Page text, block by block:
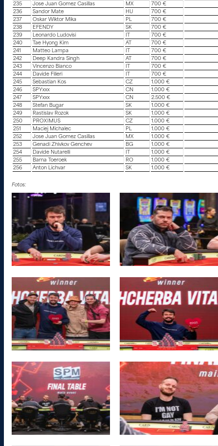
235
Jose Juan Gomez Casillas MX
700 €
236
Sandor Mate HU
700 €
237
Oskar Wiktor Mika PL
700 €
238
EFENDY SK
700 €
239
Leonardo Ludovisi
700 €
240
Tae Hyong Kim AT
700 €
241
Matteo Lampa
700 €
242
Deep Kandra Singh AT
700 €
243
Vincenzo Bianco
700 €
244
Davide Filieri
700 €
245
Sebastian Kos CZ
1.000 €
246
SPYxxx CN
1.000 €
247
SPYxxx CN
2.500 €
248
Stefan Bugar SK
1.000 €
249
Rastislav Rozok SK
1.000 €
250
PROXIMUS CZ
1.000 €
251
Maciej Michalec PL
1.000 €
252
Jose Juan Gomez Casillas MX
1.000 €
253
Genadi Zhivkov Genchev BG
1.000 €
254
Davide Nutarelli
1.000 €
255
Barna Toeroek RO
1.000 €
256
Anton Lichvar SK 1.000 €
Fotos: